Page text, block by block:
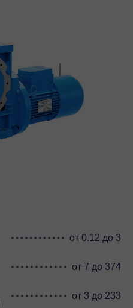
от 0.12 до 3
от 7 до 374
от 3 до 233